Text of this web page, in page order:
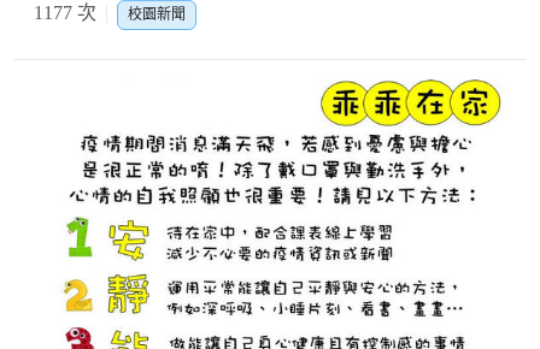
1177 次
校園新聞